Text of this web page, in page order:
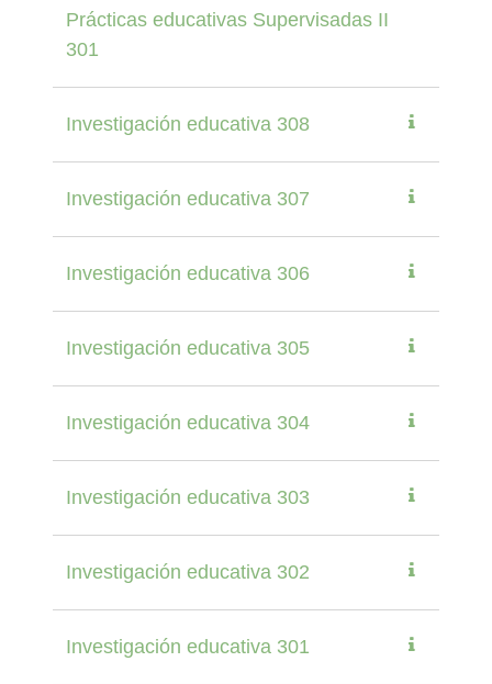
Prácticas educativas Supervisadas II
301
Investigación educativa 308
Investigación educativa 307
Investigación educativa 306
Investigación educativa 305
Investigación educativa 304
Investigación educativa 303
Investigación educativa 302
Investigación educativa 301